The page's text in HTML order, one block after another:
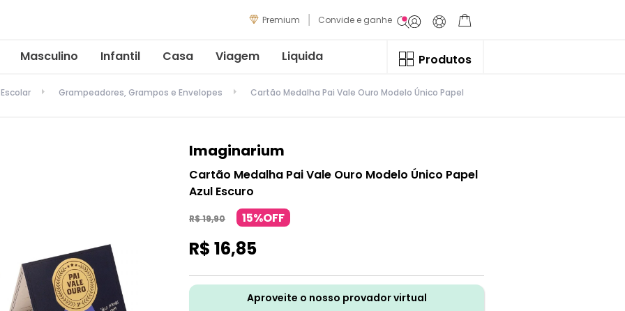
Premium Convide e ganhe
Masculino Infantil Casa Viagem Liquida Produtos
Grampeadores, Grampos e Envelopes Cartão Medalha Pai Vale Ouro Modelo Único Papel
Imaginarium
Cartão Medalha Pai Vale Ouro Modelo Único Papel
Azul Escuro
R$19,90 15%OFF
R$ 16,85
Aproveite o nosso provador virtual